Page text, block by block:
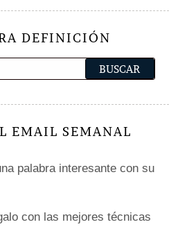
DEFINICIÓN
EMAIL SEMANAL
palabra interesante con su
con las mejores técnicas